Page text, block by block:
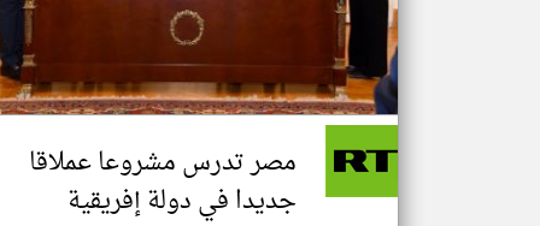
مصر تدرس مشروعا عملاقا
جديدا في دولة إفريقية